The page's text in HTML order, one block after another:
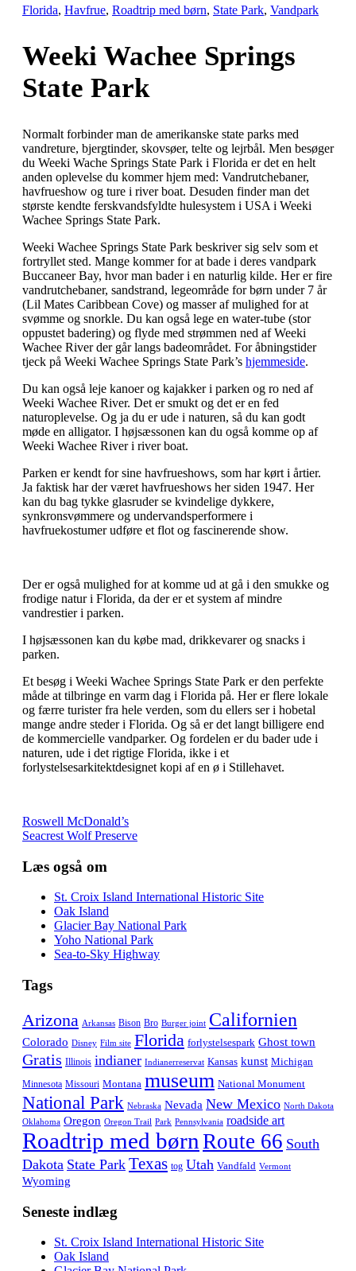
Florida, Havfrue, Roadtrip med børn, State Park, Vandpark
Weeki Wachee Springs
State Park
Normalt forbinder man de amerikanske state parks med
vandreture, bjergtinder, skovsøer, telte og lejrbål. Men besøger
du Weeki Wache Springs State Park i Florida er det en helt
anden oplevelse du kommer hjem med: Vandrutchebaner,
havfrueshow og ture i river boat. Desuden finder man det
største kendte ferskvandsfyldte hulesystem i USA i Weeki
Wachee Springs State Park.
Weeki Wachee Springs State Park beskriver sig selv som et
fortryllet sted. Mange kommer for at bade i deres vandpark
Buccaneer Bay, hvor man bader i en naturlig kilde. Her er fire
vandrutchebaner, sandstrand, legeområde for børn under 7 år
(Lil Mates Caribbean Cove) og masser af mulighed for at
svømme og snorkle. Du kan også lege en water-tube (stor
oppustet badering) og flyde med strømmen ned af Weeki
Wachee River der går langs badeområdet. For åbningstider
tjeck på Weeki Wachee Springs State Park’s hjemmeside.
Du kan også leje kanoer og kajakker i parken og ro ned af
Weeki Wachee River. Det er smukt og det er en fed
naturoplevelse. Og ja du er ude i naturen, så du kan godt
møde en alligator. I højsæssonen kan du også komme op af
Weeki Wachee River i river boat.
Parken er kendt for sine havfrueshows, som har kørt i årtier.
Ja faktisk har der været havfrueshows her siden 1947. Her
kan du bag tykke glasruder se kvindelige dykkere,
synkronsvømmere og undervandsperformere i
havfruekostumer udføre et flot og fascinerende show.
Der er også mulighed for at komme ud at gå i den smukke og
frodige natur i Florida, da der er et system af mindre
vandrestier i parken.
I højsæssonen kan du købe mad, drikkevarer og snacks i
parken.
Et besøg i Weeki Wachee Springs State Park er den perfekte
måde at tilbringe en varm dag i Florida på. Her er flere lokale
og færre turister fra hele verden, som du ellers ser i hobetal
mange andre steder i Florida. Og så er det langt billigere end
de kommercielle vandparker. Og fordelen er du bader ude i
naturen, ude i det rigtige Florida, ikke i et
forlystelsesarkitektdesignet kopi af en ø i Stillehavet.
Roswell McDonald’s
Seacrest Wolf Preserve
Læs også om
St. Croix Island International Historic Site
Oak Island
Glacier Bay National Park
Yoho National Park
Sea-to-Sky Highway
Tags
Arizona Arkansas Bison Bro Burger joint Californien
Colorado Disney Film site Florida forlystelsespark Ghost town
Gratis Illinois indianer Indianerreservat Kansas kunst Michigan
Minnesota Missouri Montana museum National Monument
National Park Nebraska Nevada New Mexico North Dakota
Oklahoma Oregon Oregon Trail Park Pennsylvania roadside art
Roadtrip med børn Route 66 South
Dakota State Park Texas tog Utah Vandfald Vermont
Wyoming
Seneste indlæg
St. Croix Island International Historic Site
Oak Island